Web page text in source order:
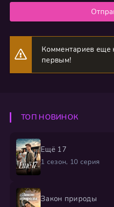
Комментариев еще
первым!
ТОП НОВИНОК
Ещё 17
1 сезон, 10 серия
Закон природы